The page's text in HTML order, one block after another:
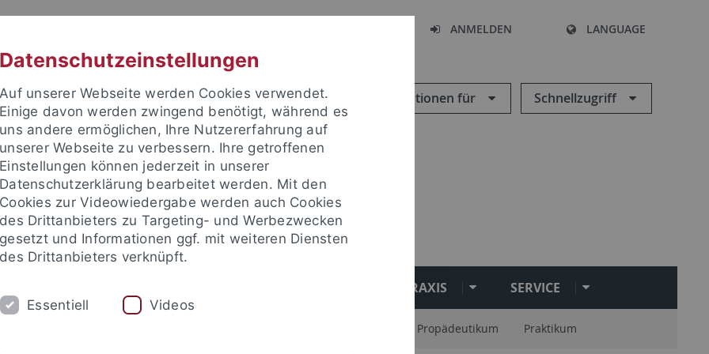
ANMELDEN LANGUAGE
Informationen für Schnellzugriff
PRAXIS SERVICE
Propädeutikum Praktikum
Datenschutzeinstellungen
Auf unserer Webseite werden Cookies verwendet.
Einige davon werden zwingend benötigt, während es
uns andere ermöglichen, Ihre Nutzererfahrung auf
unserer Webseite zu verbessern. Ihre getroffenen
Einstellungen können jederzeit in unserer
Datenschutzerklärung bearbeitet werden. Mit den
Cookies zur Videowiedergabe werden auch Cookies
des Drittanbieters zu Targeting- und Werbezwecken
gesetzt und Informationen ggf. mit weiteren Diensten
des Drittanbieters verknüpft.
Essentiell Videos